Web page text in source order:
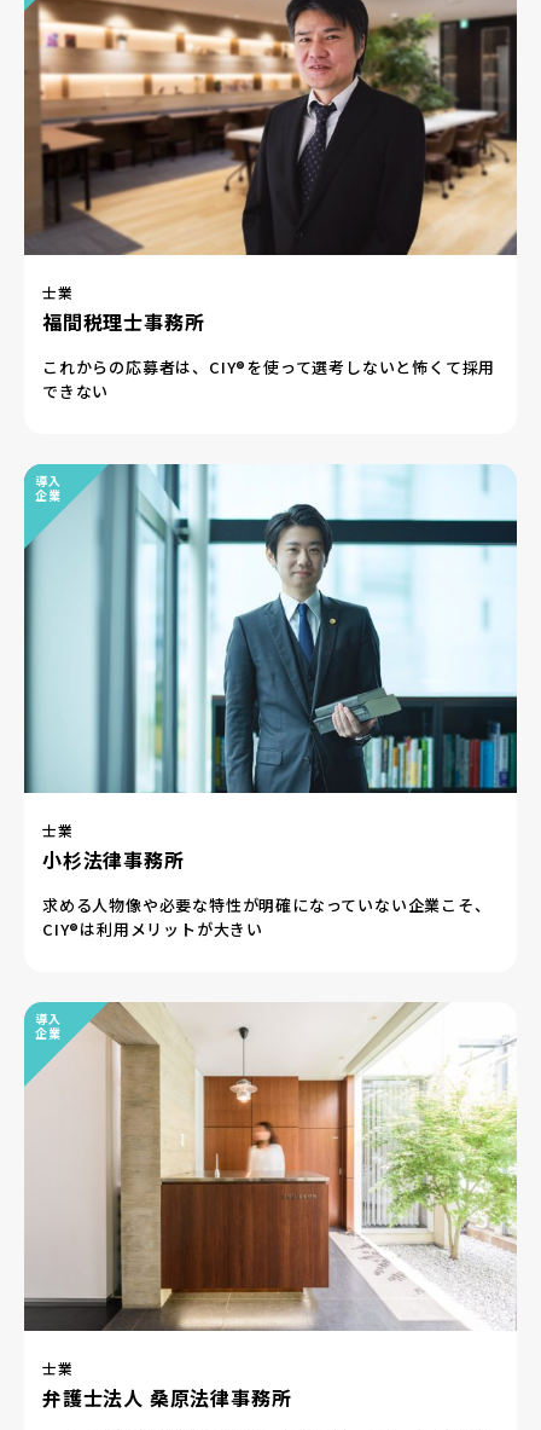
士業
福間税理士事務所
これからの応募者は、CIY®を使って選考しないと怖くて採用
できない
導入
企業
士業
小杉法律事務所
求める人物像や必要な特性が明確になっていない企業こそ、
CIY®は利用メリットが大きい
導入
企業
士業
弁護士法人 桑原法律事務所